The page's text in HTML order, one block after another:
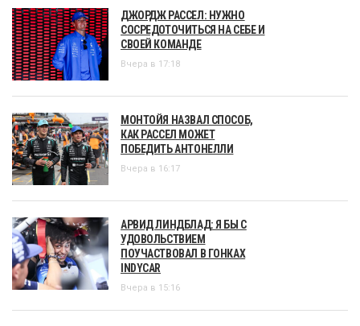
ДЖОРДЖ РАССЕЛ: НУЖНО
СОСРЕДОТОЧИТЬСЯ НА СЕБЕ И
СВОЕЙ КОМАНДЕ
Вчера в 17:18
МОНТОЙЯ НАЗВАЛ СПОСОБ,
КАК РАССЕЛ МОЖЕТ
ПОБЕДИТЬ АНТОНЕЛЛИ
Вчера в 16:17
АРВИД ЛИНДБЛАД: Я БЫ С
УДОВОЛЬСТВИЕМ
ПОУЧАСТВОВАЛ В ГОНКАХ
INDYCAR
Вчера в 15:16